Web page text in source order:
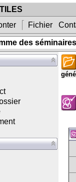
Fichier
des